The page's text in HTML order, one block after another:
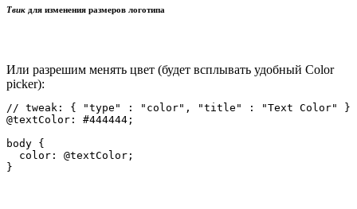
Твик для изменения размеров логотипа
Или разрешим менять цвет (будет всплывать удобный Color
picker):
// tweak: { "type" : "color", "title" : "Text Color" }
@textColor: #444444;
body {
  color: @textColor;